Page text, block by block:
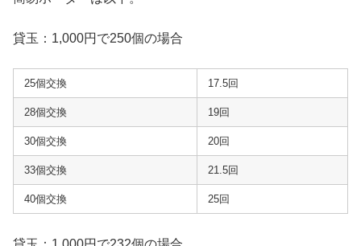
貸玉：1,000円で250個の場合
25個交換 17.5回
28個交換 19回
30個交換 20回
33個交換 21.5回
40個交換 25回